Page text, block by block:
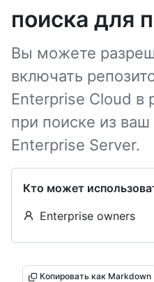
поиска для
Вы можете
включать
Enterprise Cloud в
при поиске из
Enterprise Server.
Кто может
Enterprise owners
Копировать как Markdown